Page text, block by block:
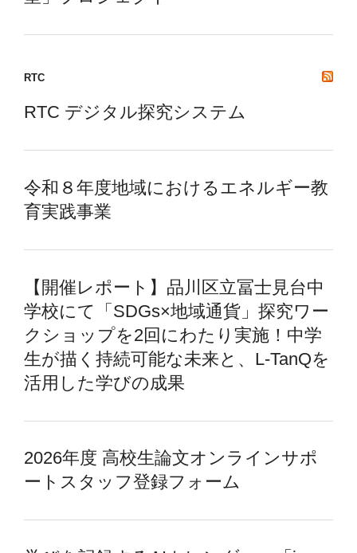
RTC
RTC デジタル探究システム
令和８年度地域におけるエネルギー教
育実践事業
【開催レポート】品川区立冨士見台中
学校にて「SDGs×地域通貨」探究ワー
クショップを2回にわたり実施！中学
生が描く持続可能な未来と、L-TanQを
活用した学びの成果
2026年度 高校生論文オンラインサポ
ートスタッフ登録フォーム